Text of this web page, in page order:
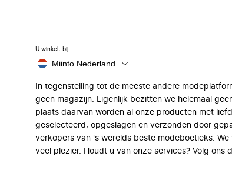
U winkelt bij
Miinto Nederland
In tegenstelling tot de meeste andere
geen magazijn. Eigenlijk bezitten we helemaal
plaats daarvan worden al onze producten met
geselecteerd, opgeslagen en verzonden door
verkopers van 's werelds beste modeboetieks. We
veel plezier. Houdt u van onze services? Volg ons